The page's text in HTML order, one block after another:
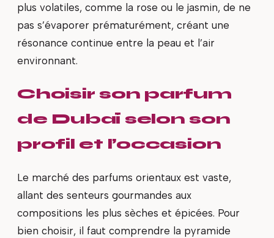
plus volatiles, comme la rose ou le jasmin, de ne
pas s’évaporer prématurément, créant une
résonance continue entre la peau et l’air
environnant.
Choisir son parfum
de Dubaï selon son
profil et l’occasion
Le marché des parfums orientaux est vaste,
allant des senteurs gourmandes aux
compositions les plus sèches et épicées. Pour
bien choisir, il faut comprendre la pyramide